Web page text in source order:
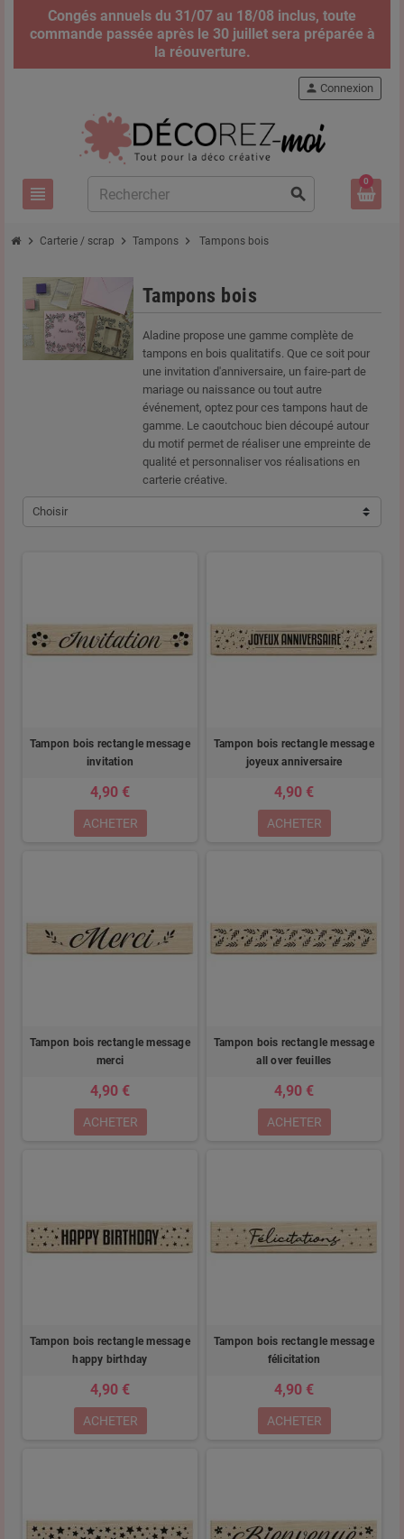
Congés annuels du 31/07 au 18/08 inclus, toute
commande passée après le 30 juillet sera préparée à
la réouverture.
view_headline search
person Connexion
0
chevron_right Carterie / scrap chevron_right Tampons chevron_right Tampons bois
Tampons bois
Aladine propose une gamme complète de
tampons en bois qualitatifs. Que ce soit pour
une invitation d'anniversaire, un faire-part de
mariage ou naissance ou tout autre
événement, optez pour ces tampons haut de
gamme. Le caoutchouc bien découpé autour
du motif permet de réaliser une empreinte de
qualité et personnaliser vos réalisations en
carterie créative.
Choisir
Tampon bois rectangle message
invitation
4,90 €
ACHETER
Tampon bois rectangle message
joyeux anniversaire
4,90 €
ACHETER
Tampon bois rectangle message
merci
4,90 €
ACHETER
Tampon bois rectangle message
all over feuilles
4,90 €
ACHETER
Tampon bois rectangle message
happy birthday
4,90 €
ACHETER
Tampon bois rectangle message
félicitation
4,90 €
ACHETER